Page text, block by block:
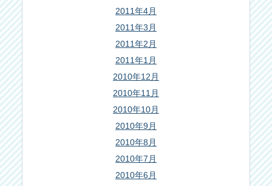
2011年4月
2011年3月
2011年2月
2011年1月
2010年12月
2010年11月
2010年10月
2010年9月
2010年8月
2010年7月
2010年6月